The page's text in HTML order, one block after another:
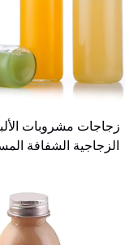
زجاجات مشروبات
الزجاجية الشفافة